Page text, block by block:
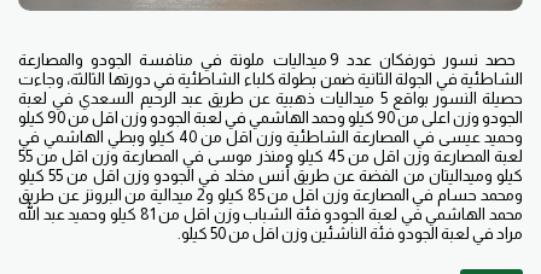
حصد نسور خورفكان عدد 9 ميداليات ملونة في منافسة الجودو والمصارعة
الشاطئية في الجولة الثانية ضمن بطولة كلباء الشاطئية في دورتها الثالثة، وجاءت
حصيلة النسور بواقع 5 ميداليات ذهبية عن طريق عبد الرحيم السعدي في لعبة
الجودو وزن اعلى من 90 كيلو وحمد الهاشمي في لعبة الجودو وزن اقل من 90 كيلو
وحميد عيسى في المصارعة الشاطئية وزن اقل من 40 كيلو وبطي الهاشمي في
لعبة المصارعة وزن اقل من 45 كيلو ومنذر موسى في المصارعة وزن اقل من 55
كيلو وميداليتان من الفضة عن طريق أنس مخلد في الجودو وزن اقل من 55 كيلو
ومحمد حسام في المصارعة وزن اقل من 85 كيلو و2 ميدالية من البرونز عن طريق
محمد الهاشمي في لعبة الجودو فئة الشباب وزن اقل من 81 كيلو وحميد عبد الله
مراد في لعبة الجودو فئة الناشئين وزن اقل من 50 كيلو.